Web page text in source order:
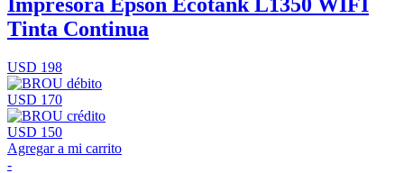
Tinta Continua
USD 198
USD 170
USD 150
Agregar a mi carrito
-